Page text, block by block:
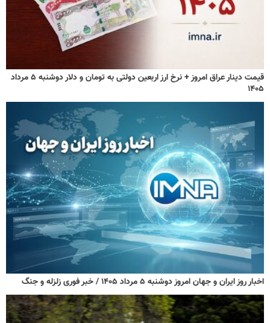
قیمت دینار عراق امروز + نرخ ارز اربعین دولتی به تومان و دلار دوشنبه ۵ مرداد
۱۴۰۵
اخبار روز ایران و جهان امروز دوشنبه ۵ مرداد ۱۴۰۵ / خبر فوری زلزله و جنگ